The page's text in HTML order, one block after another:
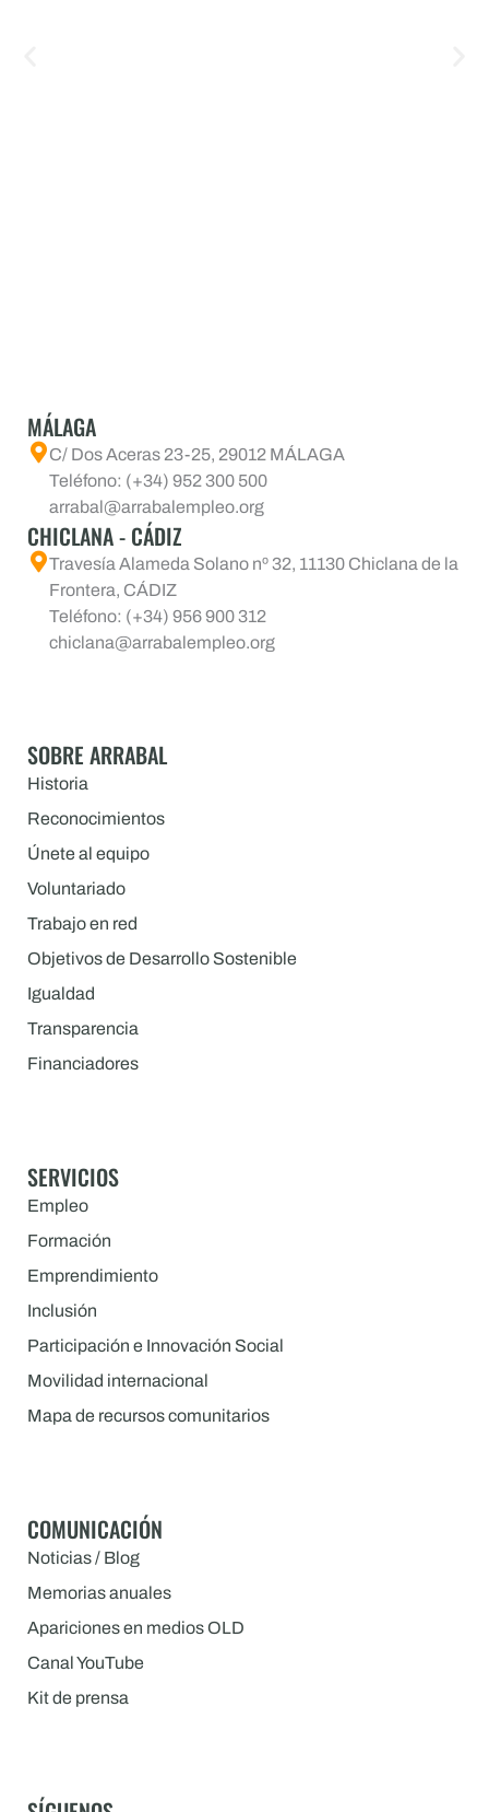
MÁLAGA
C/ Dos Aceras 23-25, 29012 MÁLAGA
Teléfono: (+34) 952 300 500
arrabal@arrabalempleo.org
CHICLANA - CÁDIZ
Travesía Alameda Solano nº 32, 11130 Chiclana de la
Frontera, CÁDIZ
Teléfono: (+34) 956 900 312
chiclana@arrabalempleo.org
SOBRE ARRABAL
Historia
Reconocimientos
Únete al equipo
Voluntariado
Trabajo en red
Objetivos de Desarrollo Sostenible
Igualdad
Transparencia
Financiadores
SERVICIOS
Empleo
Formación
Emprendimiento
Inclusión
Participación e Innovación Social
Movilidad internacional
Mapa de recursos comunitarios
COMUNICACIÓN
Noticias / Blog
Memorias anuales
Apariciones en medios OLD
Canal YouTube
Kit de prensa